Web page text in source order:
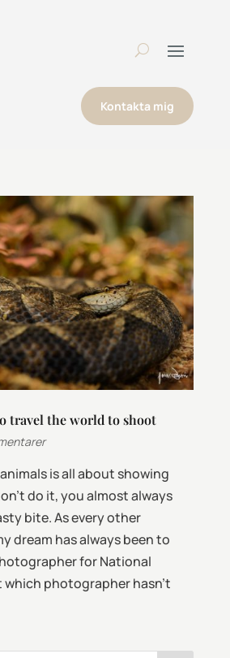
Kontakta mig
travel the world to shoot
is all about showing
do it, you almost always
bite. As every other
dream has always been to
for National
which photographer hasn’t